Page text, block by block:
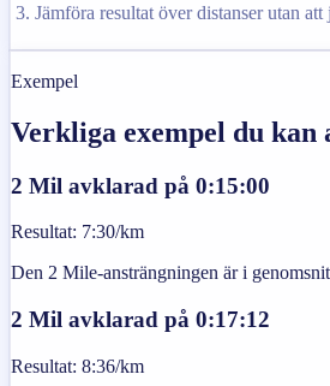
Jämföra resultat över distanser utan
Exempel
Verkliga exempel du kan
2 Mil avklarad på 0:15:00
Resultat: 7:30/km
Den 2 Mile-ansträngningen är i
2 Mil avklarad på 0:17:12
Resultat: 8:36/km